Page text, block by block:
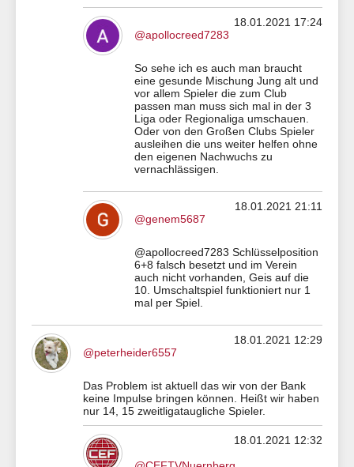
18.01.2021 17:24
@apollocreed7283
So sehe ich es auch man braucht
eine gesunde Mischung Jung alt und
vor allem Spieler die zum Club
passen man muss sich mal in der 3
Liga oder Regionaliga umschauen.
Oder von den Großen Clubs Spieler
ausleihen die uns weiter helfen ohne
den eigenen Nachwuchs zu
vernachlässigen.
18.01.2021 21:11
@genem5687
@apollocreed7283 Schlüsselposition
6+8 falsch besetzt und im Verein
auch nicht vorhanden, Geis auf die
10. Umschaltspiel funktioniert nur 1
mal per Spiel.
18.01.2021 12:29
@peterheider6557
Das Problem ist aktuell das wir von der Bank
keine Impulse bringen können. Heißt wir haben
nur 14, 15 zweitligataugliche Spieler.
18.01.2021 12:32